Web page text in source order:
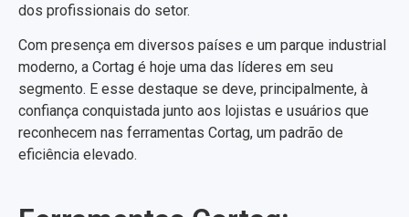
dos profissionais do setor.
Com presença em diversos países e um parque industrial
moderno, a Cortag é hoje uma das líderes em seu
segmento. E esse destaque se deve, principalmente, à
confiança conquistada junto aos lojistas e usuários que
reconhecem nas ferramentas Cortag, um padrão de
eficiência elevado.